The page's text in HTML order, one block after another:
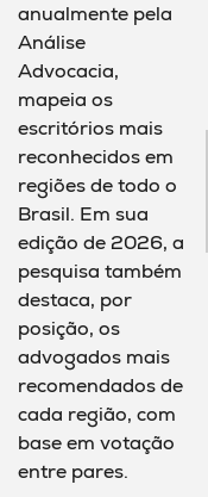
anualmente pela
Análise
Advocacia,
mapeia os
escritórios mais
reconhecidos em
regiões de todo o
Brasil. Em sua
edição de 2026, a
pesquisa também
destaca, por
posição, os
advogados mais
recomendados de
cada região, com
base em votação
entre pares.